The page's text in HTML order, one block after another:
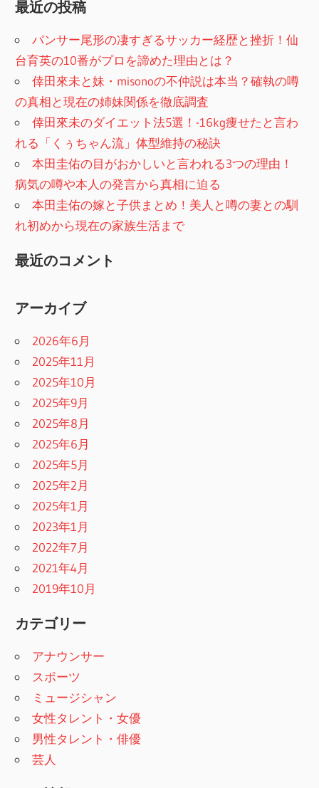
最近の投稿
パンサー尾形の凄すぎるサッカー経歴と挫折！仙
台育英の10番がプロを諦めた理由とは？
倖田來未と妹・misonoの不仲説は本当？確執の噂
の真相と現在の姉妹関係を徹底調査
倖田來未のダイエット法5選！-16kg痩せたと言わ
れる「くぅちゃん流」体型維持の秘訣
本田圭佑の目がおかしいと言われる3つの理由！
病気の噂や本人の発言から真相に迫る
本田圭佑の嫁と子供まとめ！美人と噂の妻との馴
れ初めから現在の家族生活まで
最近のコメント
アーカイブ
2026年6月
2025年11月
2025年10月
2025年9月
2025年8月
2025年6月
2025年5月
2025年2月
2025年1月
2023年1月
2022年7月
2021年4月
2019年10月
カテゴリー
アナウンサー
スポーツ
ミュージシャン
女性タレント・女優
男性タレント・俳優
芸人